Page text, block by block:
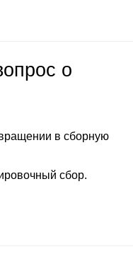
о
в сборную
сбор.